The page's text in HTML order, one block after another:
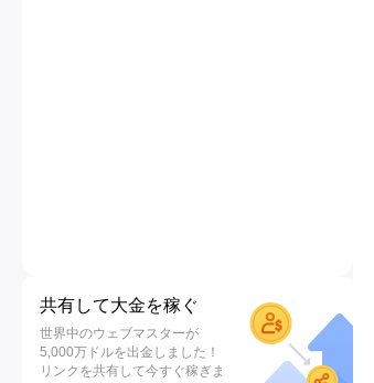
共有して大金を稼ぐ
世界中のウェブマスターが
5,000万ドルを出金しました！
リンクを共有して今すぐ稼ぎま